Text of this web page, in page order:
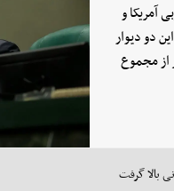
آمریکا و
دو دیوار
از مجموع
بالا گرفت